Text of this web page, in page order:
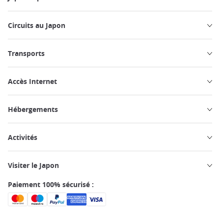
Circuits au Japon
Transports
Accès Internet
Hébergements
Activités
Visiter le Japon
Paiement 100% sécurisé :